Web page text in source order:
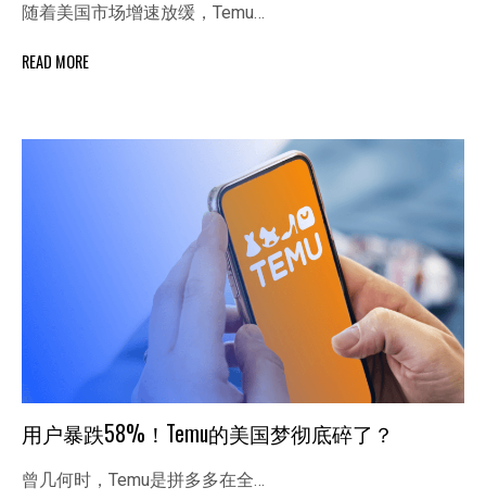
随着美国市场增速放缓，Temu…
READ MORE
用户暴跌58%！Temu的美国梦彻底碎了？
曾几何时，Temu是拼多多在全…